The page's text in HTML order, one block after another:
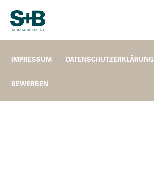
IMPRESSUM DATENSCHUTZERKLÄRUNG
BEWERBEN